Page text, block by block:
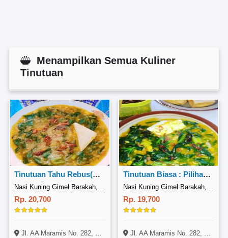
Menampilkan Semua Kuliner
Tinutuan
Tinutuan Tahu Rebus(Pake Serafom Dan Leper)
Nasi Kuning Gimel Barakah, Lapangan
Rp. 20,700
Jl. AA Maramis No. 282, Mapanget, Manado
Tinutuan Biasa : Pilihan Bubur Kental/bubur Berkuah
Nasi Kuning Gimel Barakah, Lapangan
Rp. 19,700
Jl. AA Maramis No. 282, Mapanget, Manado